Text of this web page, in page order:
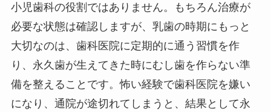
小児歯科の役割ではありません。もちろん治療が
必要な状態は確認しますが、乳歯の時期にもっと
大切なのは、歯科医院に定期的に通う習慣を作
り、永久歯が生えてきた時にむし歯を作らない準
備を整えることです。怖い経験で歯科医院を嫌い
になり、通院が途切れてしまうと、結果として永